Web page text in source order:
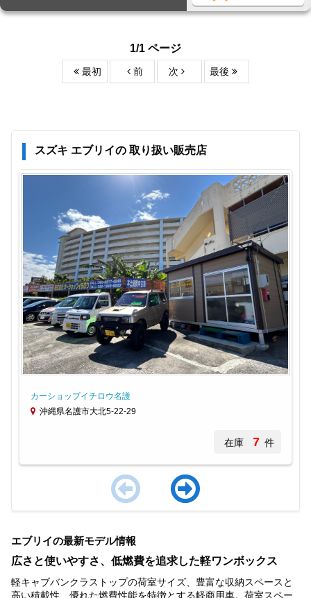
1/1 ページ
最初 前 次 最後
スズキ エブリイの 取り扱い販売店
カーショップイチロウ名護
沖縄県名護市大北5-22-29
在庫 7 件
of
エブリイの最新モデル情報
広さと使いやすさ、低燃費を追求した軽ワンボックス
軽キャブバンクラストップの荷室サイズ、豊富な収納スペースと
高い積載性、優れた燃費性能を特徴とする軽商用車。荷室スペー